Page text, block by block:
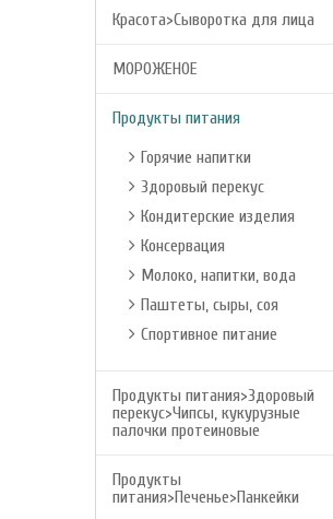
Красота>Сыворотка для лица
МОРОЖЕНОЕ
Продукты питания
Горячие напитки
Здоровый перекус
Кондитерские изделия
Консервация
Молоко, напитки, вода
Паштеты, сыры, соя
Спортивное питание
Продукты питания>Здоровый
перекус>Чипсы, кукурузные
палочки протеиновые
Продукты
питания>Печенье>Панкейки